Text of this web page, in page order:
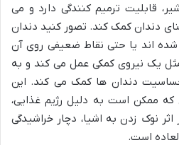
قابلیت ترمیم کنندگی دارد و می
دندان کمک کند. تصور کنید دندان
اند یا حتی نقاط ضعیفی روی آن
یک نیروی کمکی عمل می کند و به
دندان ها کمک می کند. این
که ممکن است به دلیل رژیم غذایی،
نوک زدن به اشیا، دچار خراشیدگی
است.